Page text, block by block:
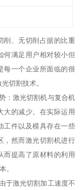
削、无切削占据的比重
何满足用户相对较小但
每一个企业所面临的很
切割技术。
：激光切割机与复合机
大的减少。在实际运用
工件以及模具存在一些
，然而激光切割机进行
而提高了原材料的利用
。
于激光切割加工速度不